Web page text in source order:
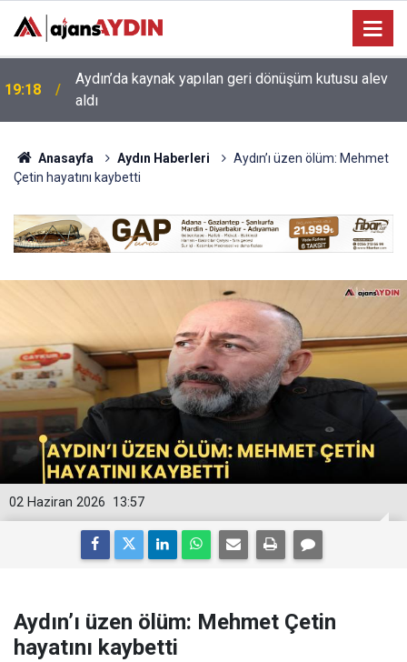
17:34 Aydın’da otomobil karşı şeritteki araca çarptı
Anasayfa Aydın Haberleri
Aydın’ı üzen ölüm: Mehmet
Çetin hayatını kaybetti
13:57
02 Haziran 2026
Aydın’ı üzen ölüm: Mehmet Çetin
hayatını kaybetti